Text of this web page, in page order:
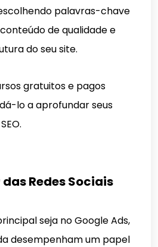
palavras-chave
de qualidade e
do seu site.
gratuitos e pagos
lo a aprofundar seus
Redes Sociais
seja no Google Ads,
desempenham um papel